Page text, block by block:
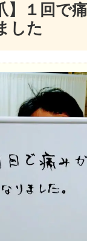
】１回で
した